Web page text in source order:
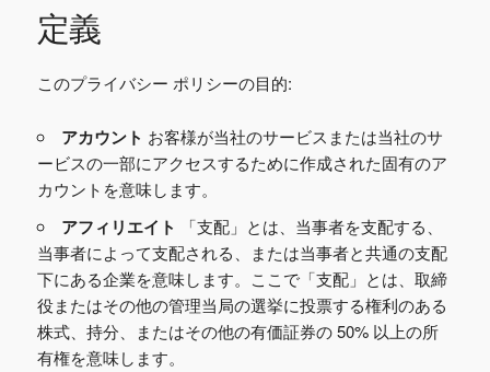
定義
このプライバシー ポリシーの目的:
アカウント お客様が当社のサービスまたは当社のサ
ービスの一部にアクセスするために作成された固有のア
カウントを意味します。
アフィリエイト
「支配」とは、当事者を支配する、
当事者によって支配される、または当事者と共通の支配
下にある企業を意味します。ここで「支配」とは、取締
役またはその他の管理当局の選挙に投票する権利のある
株式、持分、またはその他の有価証券の 50% 以上の所
有権を意味します。